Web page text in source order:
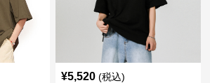
¥5,520 (税込)